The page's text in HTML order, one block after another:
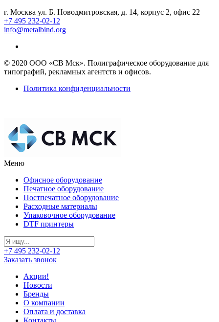
г. Москва ул. Б. Новодмитровская, д. 14, корпус 2, офис 22
+7 495 232-02-12
info@metalbind.org
© 2020 ООО «СВ Мск». Полиграфическое оборудование для
типографий, рекламных агентств и офисов.
Политика конфиденциальности
Меню
Офисное оборудование
Печатное оборудование
Постпечатное оборудование
Расходные материалы
Упаковочное оборудование
DTF принтеры
+7 495 232-02-12
Заказать звонок
Акции!
Новости
Бренды
О компании
Оплата и доставка
Контакты